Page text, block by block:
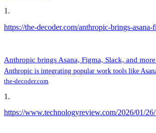
1 .
https://the-decoder.com/anthropic-brings-
Anthropic brings Asana, Figma, Slack, and
Anthropic is integrating popular work tools like
the-decoder.com
1 .
https://www.technologyreview.com/2026/01/